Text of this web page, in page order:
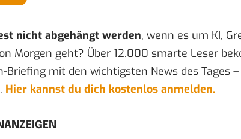
nicht abgehängt werden, wenn es um KI,
Morgen geht? Über 12.000 smarte Leser
Briefing mit den wichtigsten News des Tages
Hier kannst du dich kostenlos anmelden.